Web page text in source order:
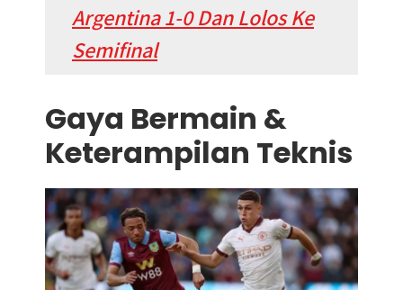
Argentina 1-0 Dan Lolos Ke
Semifinal
Gaya Bermain &
Keterampilan Teknis